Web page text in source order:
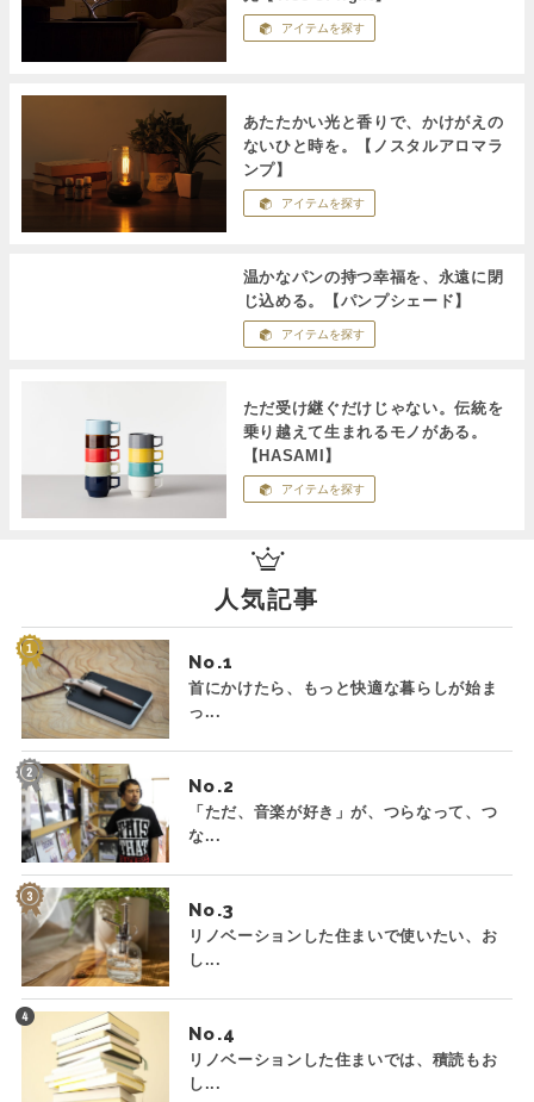
アイテムを探す
あたたかい光と香りで、かけがえの
ないひと時を。【ノスタルアロマラ
ンプ】
アイテムを探す
温かなパンの持つ幸福を、永遠に閉
じ込める。【パンプシェード】
アイテムを探す
ただ受け継ぐだけじゃない。伝統を
乗り越えて生まれるモノがある。
【HASAMI】
アイテムを探す
人気記事
No.
首にかけたら、もっと快適な暮らしが始ま
っ...
No.
「ただ、音楽が好き」が、つらなって、つ
な...
No.
リノベーションした住まいで使いたい、お
し...
No.
リノベーションした住まいでは、積読もお
し...